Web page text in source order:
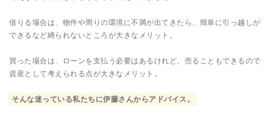
借りる場合は、物件や周りの環境に不満が出てきたら、簡単に引っ越しが
できるなど縛られないところが大きなメリット。
買った場合は、ローンを支払う必要はあるけれど、売ることもできるので
資産として考えられる点が大きなメリット。
そんな迷っている私たちに伊藤さんからアドバイス。